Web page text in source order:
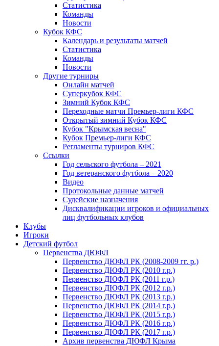
Статистика
Команды
Новости
Кубок КФС
Календарь и результаты матчей
Статистика
Команды
Новости
Другие турниры
Онлайн матчей
Суперкубок КФС
Зимний Кубок КФС
Переходные матчи Премьер-лиги КФС
Открытый зимний Кубок КФС
Кубок "Крымская весна"
Кубок Премьер-лиги КФС
Регламенты турниров КФС
Ссылки
Год сельского футбола – 2021
Год ветеранского футбола – 2020
Видео
Протокольные данные матчей
Судейские назначения
Дисквалификации игроков и официальных
лиц футбольных клубов
Клубы
Игроки
Детский футбол
Первенства ДЮФЛ
Первенство ДЮФЛ РК (2008-2009 гг. р.)
Первенство ДЮФЛ РК (2010 г.р.)
Первенство ДЮФЛ РК (2011 г.р.)
Первенство ДЮФЛ РК (2012 г.р.)
Первенство ДЮФЛ РК (2013 г.р.)
Первенство ДЮФЛ РК (2014 г.р.)
Первенство ДЮФЛ РК (2015 г.р.)
Первенство ДЮФЛ РК (2016 г.р.)
Первенство ДЮФЛ РК (2017 г.р.)
Архив первенства ДЮФЛ Крыма